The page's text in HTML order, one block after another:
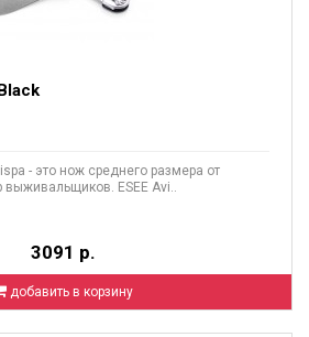
- это нож среднего размера от
ESEE Avi..
3091 р.
добавить в корзину